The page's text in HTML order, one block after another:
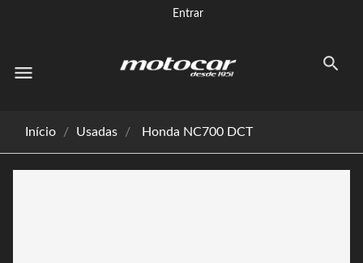
Entrar
menu
Início Usadas Honda NC700 DCT